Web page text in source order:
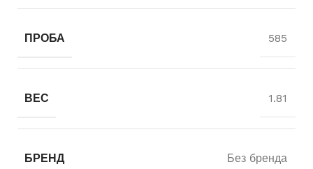
ПРОБА 585
ВЕС 1.81
БРЕНД Без бренда